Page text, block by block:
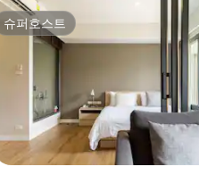
슈퍼호스트
슈퍼호스트